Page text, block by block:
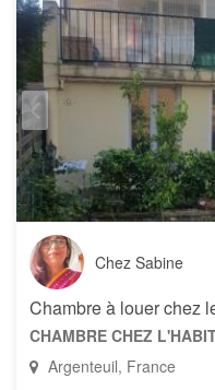
Chez Sabine
Chambre à louer chez
CHAMBRE CHEZ
Argenteuil, France